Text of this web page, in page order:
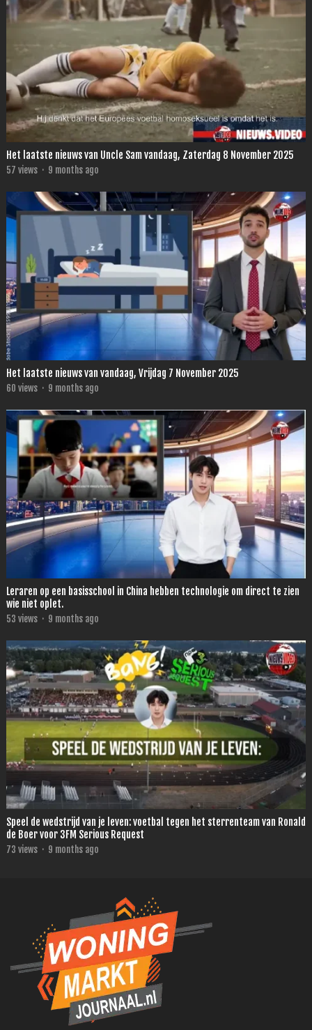
Het laatste nieuws van Uncle Sam vandaag, Zaterdag 8 November 2025
57 views · 9 months ago
Het laatste nieuws van vandaag, Vrijdag 7 November 2025
60 views · 9 months ago
Leraren op een basisschool in China hebben technologie om direct te zien
wie niet oplet.
53 views · 9 months ago
Speel de wedstrijd van je leven: voetbal tegen het sterrenteam van Ronald
de Boer voor 3FM Serious Request
73 views · 9 months ago